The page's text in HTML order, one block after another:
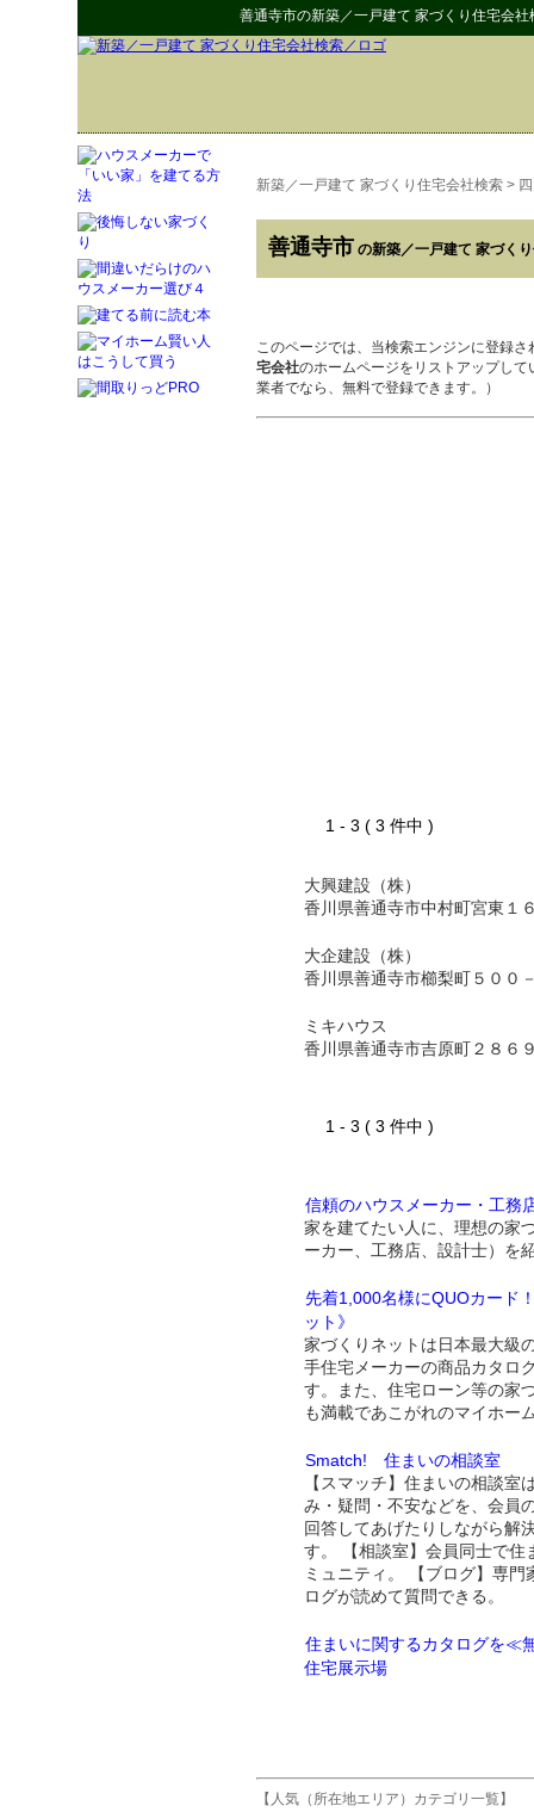
善通寺市の新築／一戸建て 家づくり住宅会社
新築／一戸建て 家づくり住宅会社検索 >
善通寺市 の新築／一戸建て 家づく
このページでは、当検索エンジンに登録さ
宅会社のホームページをリストアップし
業者でなら、無料で登録できます。）
1 - 3 ( 3 件中 )
大興建設（株）
香川県善通寺市中村町宮東１
大企建設（株）
香川県善通寺市櫛梨町５００
ミキハウス
香川県善通寺市吉原町２８６
1 - 3 ( 3 件中 )
信頼のハウスメーカー・工務
家を建てたい人に、理想の家
ーカー、工務店、設計士）を
先着1,000名様にQUOカード
ット》
家づくりネットは日本最大級
手住宅メーカーの商品カタロ
す。また、住宅ローン等の家
も満載であこがれのマイホー
Smatch! 住まいの相談室
【スマッチ】住まいの相談室
み・疑問・不安などを、会員
回答してあげたりしながら解
す。 【相談室】会員同士で住
ミュニティ。 【ブログ】専
ログが読めて質問できる。
住まいに関するカタログを≪
住宅展示場
【人気（所在地エリア）カテゴリ一覧】